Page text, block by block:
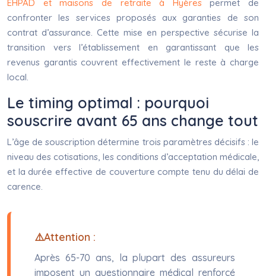
EHPAD et maisons de retraite à Hyèrespermet de
confronter les services proposés aux garanties de son
contrat d’assurance. Cette mise en perspective sécurise la
transition vers l’établissement en garantissant que les
revenus garantis couvrent effectivement le reste à charge
local.
Le timing optimal : pourquoi
souscrire avant 65 ans change tout
L’âge de souscription détermine trois paramètres décisifs : le
niveau des cotisations, les conditions d’acceptation médicale,
et la durée effective de couverture compte tenu du délai de
carence.
Attention :
Après 65-70 ans, la plupart des assureurs
imposent un questionnaire médical renforcé